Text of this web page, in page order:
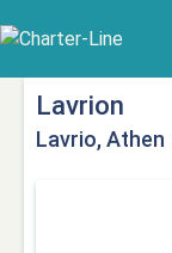
Lavrion
Lavrio, Athen